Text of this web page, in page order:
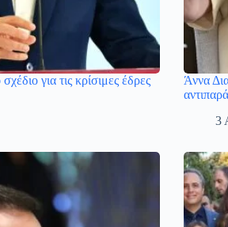
για τις κρίσιμες έδρες
Άννα
3